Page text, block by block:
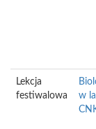
Lekcja
festiwalowa
w